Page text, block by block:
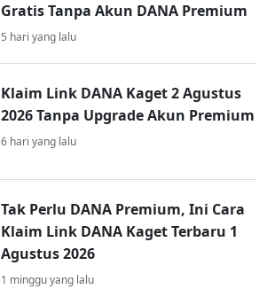
Gratis Tanpa Akun DANA Premium
5 hari yang lalu
Klaim Link DANA Kaget 2 Agustus
2026 Tanpa Upgrade Akun Premium
6 hari yang lalu
Tak Perlu DANA Premium, Ini Cara
Klaim Link DANA Kaget Terbaru 1
Agustus 2026
1 minggu yang lalu